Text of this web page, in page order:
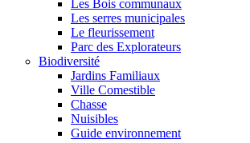
Les Bois communaux
Les serres municipales
Le fleurissement
Parc des Explorateurs
Biodiversité
Jardins Familiaux
Ville Comestible
Chasse
Nuisibles
Guide environnement